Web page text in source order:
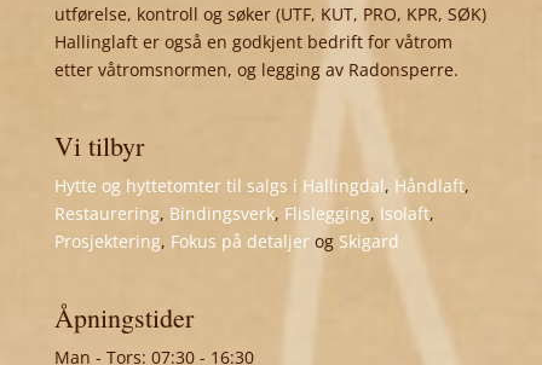
utførelse, kontroll og søker (UTF, KUT, PRO, KPR, SØK)
Hallinglaft er også en godkjent bedrift for våtrom
etter våtromsnormen, og legging av Radonsperre.
Vi tilbyr
Hytte og hyttetomter til salgs i Hallingdal, Håndlaft,
Restaurering, Bindingsverk, Flislegging, Isolaft,
Prosjektering, Fokus på detaljerog Skigard
Åpningstider
Man - Tors: 07:30 - 16:30